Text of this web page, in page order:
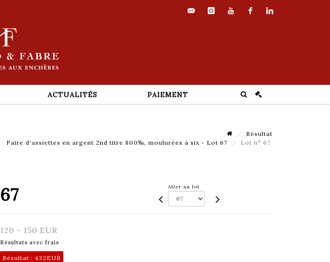
ACTUALITÉS PAIEMENT
Résultat
Paire d'assiettes en argent 2nd titre 800‰, moulurées à six - Lot 67
Lot n° 67
67 Aller au lot
120 - 150 EUR
Résultats avec frais
Résultat : 432EUR